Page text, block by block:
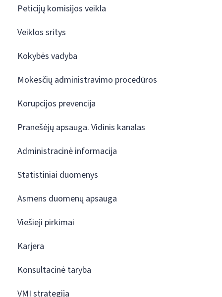
Peticijų komisijos veikla
Veiklos sritys
Kokybės vadyba
Mokesčių administravimo procedūros
Korupcijos prevencija
Pranešėjų apsauga. Vidinis kanalas
Administracinė informacija
Statistiniai duomenys
Asmens duomenų apsauga
Viešieji pirkimai
Karjera
Konsultacinė taryba
VMI strategija